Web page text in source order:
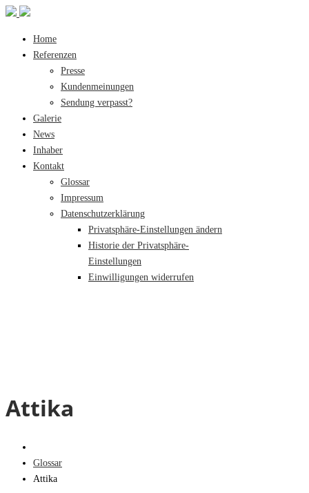
Home
Referenzen
Presse
Kundenmeinungen
Sendung verpasst?
Galerie
News
Inhaber
Kontakt
Glossar
Impressum
Datenschutzerklärung
Privatsphäre-Einstellungen ändern
Historie der Privatsphäre-
Einstellungen
Einwilligungen widerrufen
Attika
Glossar
Attika